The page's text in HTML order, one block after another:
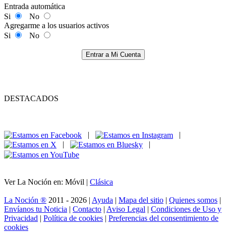
Entrada automática
Si
No
Agregarme a los usuarios activos
Si
No
Entrar a Mi Cuenta
DESTACADOS
|
|
|
|
Ver La Noción en: Móvil | Clásica
La Noción ® 2011 - 2026 | Ayuda | Mapa del sitio | Quienes somos |
Envíanos tu Noticia | Contacto | Aviso Legal | Condiciones de Uso y
Privacidad | Política de cookies | Preferencias del consentimiento de
cookies